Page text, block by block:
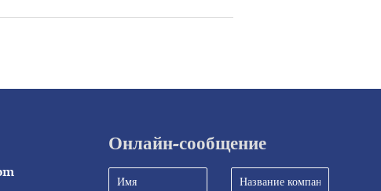
Онлайн-сообщение